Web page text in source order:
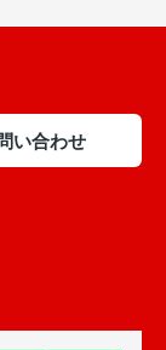
い合わせ